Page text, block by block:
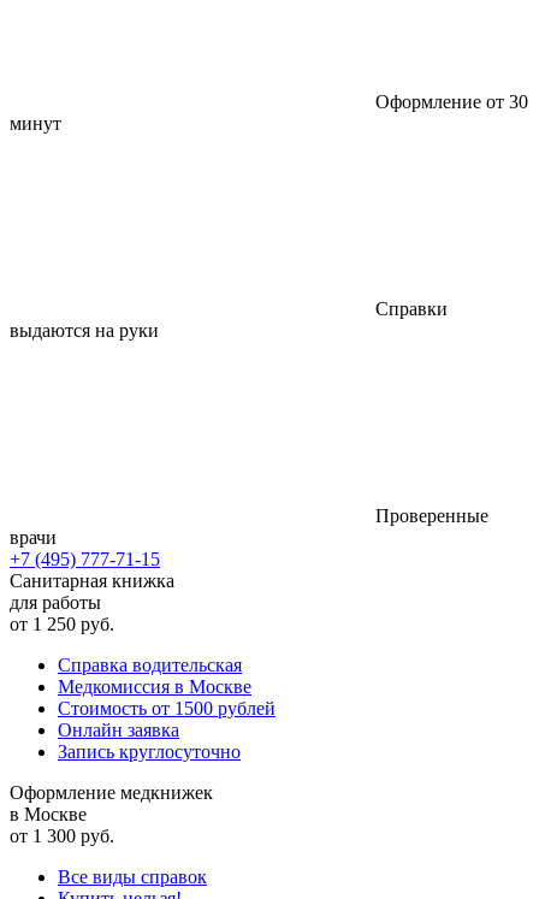
Оформление от 30
минут
Справки
выдаются на руки
Проверенные
врачи
+7 (495) 777-71-15
Санитарная книжка
для работы
от 1 250 руб.
Справка водительская
Медкомиссия в Москве
Стоимость от 1500 рублей
Онлайн заявка
Запись круглосуточно
Оформление медкнижек
в Москве
от 1 300 руб.
Все виды справок